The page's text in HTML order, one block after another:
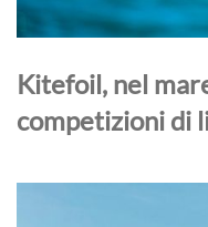
Kitefoil, nel
competizioni di